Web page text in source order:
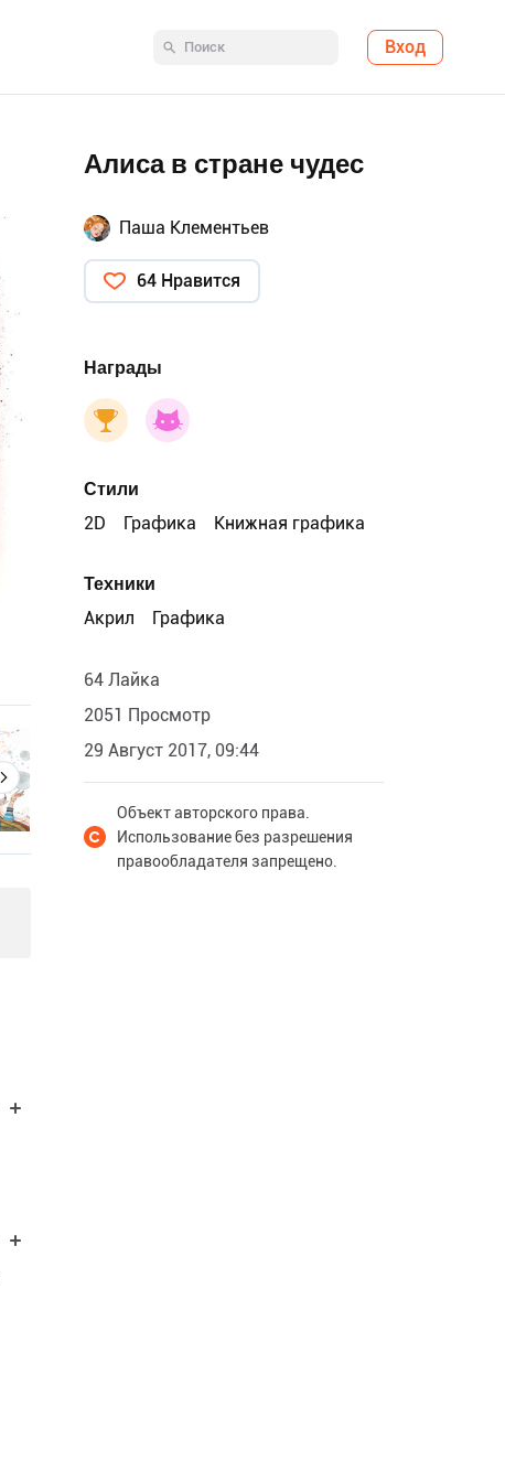
Вход
Алиса в стране чудес
Паша Клементьев
64 Нравится
Награды
Стили
2D
Графика Книжная графика
Техники
Акрил
Графика
64 Лайка
2051 Просмотр
29 Август 2017, 09:44
Объект авторского права.
Использование без разрешения
правообладателя запрещено.